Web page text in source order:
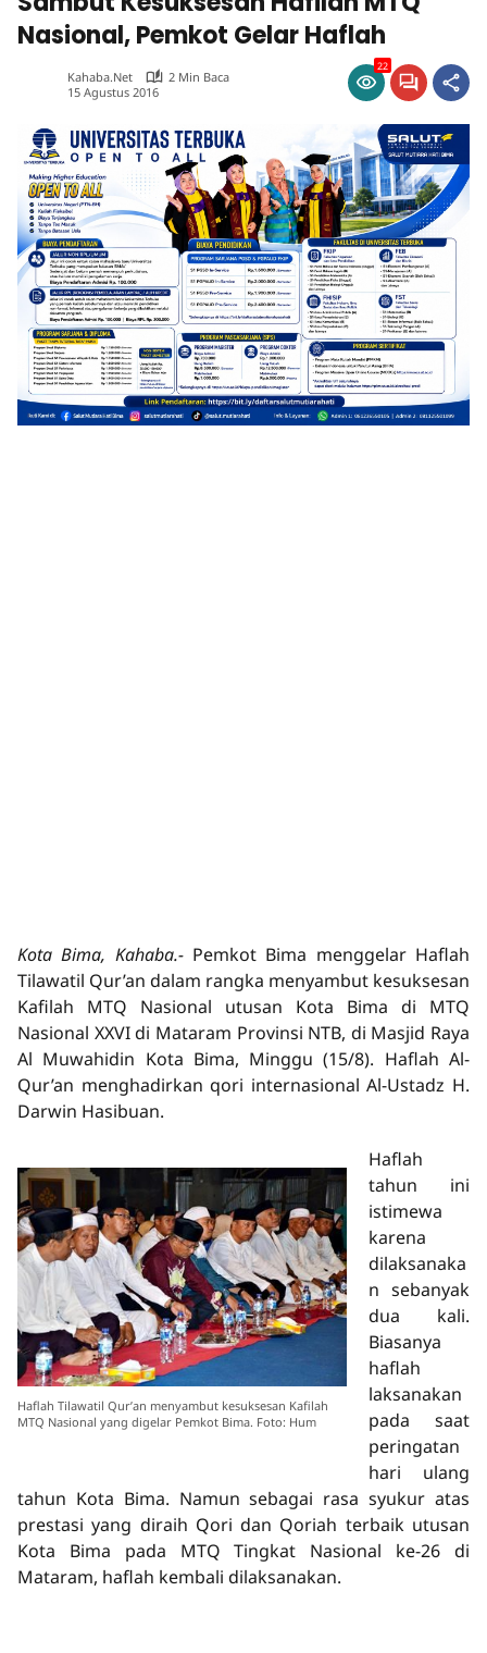
Nasional, Pemkot Gelar Haflah
Kahaba.net
2 Min Baca
15 Agustus 2016
22
Kota Bima, Kahaba.- Pemkot Bima menggelar Haflah
Tilawatil Qur’an dalam rangka menyambut kesuksesan
Kafilah MTQ Nasional utusan Kota Bima di MTQ
Nasional XXVI di Mataram Provinsi NTB, di Masjid Raya
Al Muwahidin Kota Bima, Minggu (15/8). Haflah Al-
Qur’an menghadirkan qori internasional Al-Ustadz H.
Darwin Hasibuan.
Haflah Tilawatil Qur’an menyambut kesuksesan Kafilah
MTQ Nasional yang digelar Pemkot Bima. Foto: Hum
Haflah
tahun ini
istimewa
karena
dilaksanaka
n sebanyak
dua kali.
Biasanya
haflah
laksanakan
pada saat
peringatan
hari ulang
tahun Kota Bima. Namun sebagai rasa syukur atas
prestasi yang diraih Qori dan Qoriah terbaik utusan
Kota Bima pada MTQ Tingkat Nasional ke-26 di
Mataram, haflah kembali dilaksanakan.